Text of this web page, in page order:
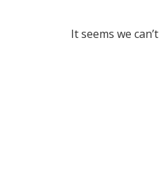
It seems we